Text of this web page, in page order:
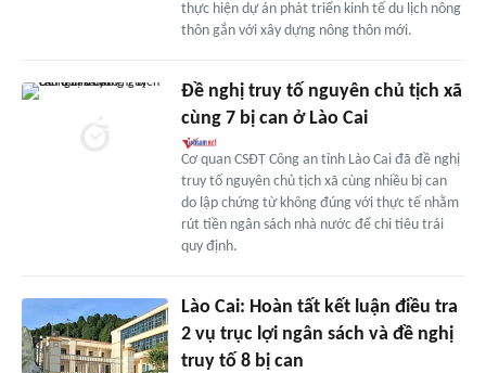
thực hiện dự án phát triển kinh tế du lịch nông
thôn gắn với xây dựng nông thôn mới.
Đề nghị truy tố nguyên chủ tịch xã
cùng 7 bị can ở Lào Cai
Cơ quan CSĐT Công an tỉnh Lào Cai đã đề nghị
truy tố nguyên chủ tịch xã cùng nhiều bị can
do lập chứng từ không đúng với thực tế nhằm
rút tiền ngân sách nhà nước để chi tiêu trái
quy định.
Lào Cai: Hoàn tất kết luận điều tra
2 vụ trục lợi ngân sách và đề nghị
truy tố 8 bị can